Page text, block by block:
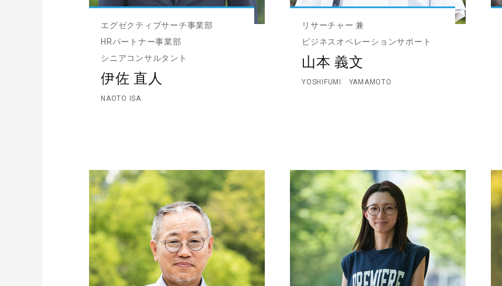
エグゼクティブサーチ事業部
HRパートナー事業部
シニアコンサルタント
伊佐 直人
NAOTO ISA
リサーチャー 兼
ビジネスオペレーションサポート
山本 義文
YOSHIFUMI YAMAMOTO